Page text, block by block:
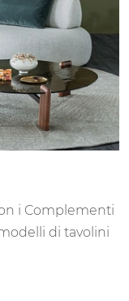
i Complementi
di tavolini